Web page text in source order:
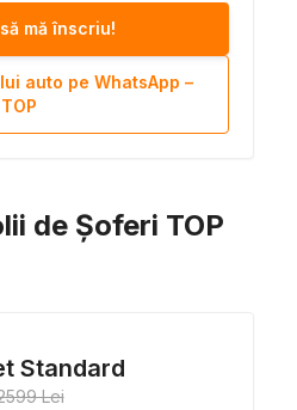
mă înscriu!
auto pe WhatsApp –
de Șoferi TOP
Standard
Lei